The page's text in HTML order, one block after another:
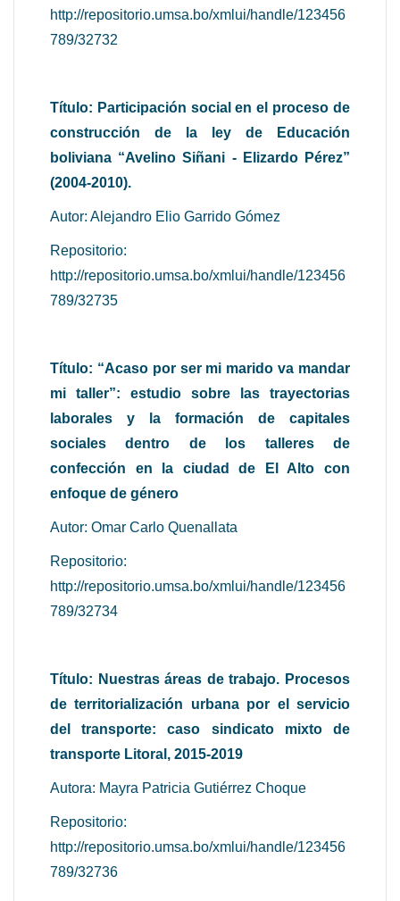
http://repositorio.umsa.bo/xmlui/handle/123456
789/32732
Título: Participación social en el proceso de
construcción de la ley de Educación
boliviana “Avelino Siñani - Elizardo Pérez”
(2004-2010).
Autor: Alejandro Elio Garrido Gómez
Repositorio:
http://repositorio.umsa.bo/xmlui/handle/123456
789/32735
Título: “Acaso por ser mi marido va mandar
mi taller”: estudio sobre las trayectorias
laborales y la formación de capitales
sociales dentro de los talleres de
confección en la ciudad de El Alto con
enfoque de género
Autor: Omar Carlo Quenallata
Repositorio:
http://repositorio.umsa.bo/xmlui/handle/123456
789/32734
Título: Nuestras áreas de trabajo. Procesos
de territorialización urbana por el servicio
del transporte: caso sindicato mixto de
transporte Litoral, 2015-2019
Autora: Mayra Patricia Gutiérrez Choque
Repositorio:
http://repositorio.umsa.bo/xmlui/handle/123456
789/32736